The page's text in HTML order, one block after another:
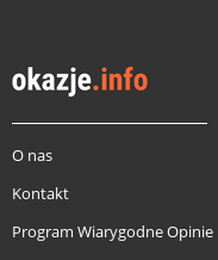
O nas
Kontakt
Program Wiarygodne Opinie